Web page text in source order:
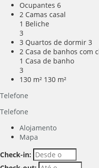
Ocupantes 6
2 Camas casal
1 Beliche
3
3 Quartos de dormir 3
2 Casa de banhos com
1 Casa de banho
3
130 m² 130 m²
Telefone
Telefone
Alojamento
Mapa
Check-in: